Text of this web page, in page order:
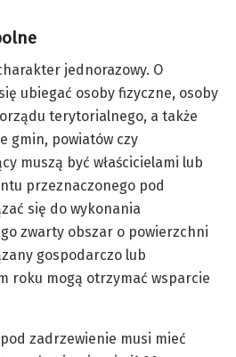
jednorazowy. O
ubiegać osoby fizyczne, osoby
terytorialnego, a także
gmin, powiatów czy
muszą być właścicielami lub
przeznaczonego pod
się do wykonania
zwarty obszar o powierzchni
gospodarczo lub
roku mogą otrzymać wsparcie
zadrzewienie musi mieć